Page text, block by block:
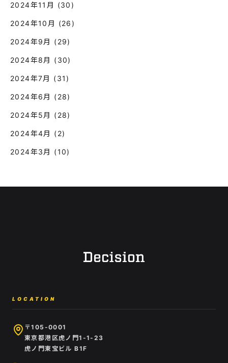
2024年11月 (30)
2024年10月 (26)
2024年9月 (29)
2024年8月 (30)
2024年7月 (31)
2024年6月 (28)
2024年5月 (28)
2024年4月 (2)
2024年3月 (10)
LOCATION
〒105-0001
東京都港区虎ノ門1-1-23
虎ノ門東宝ビル B1F